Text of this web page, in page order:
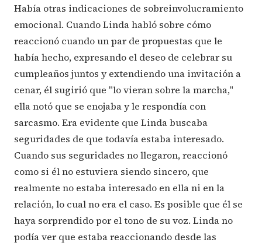
Había otras indicaciones de sobreinvolucramiento
emocional. Cuando Linda habló sobre cómo
reaccionó cuando un par de propuestas que le
había hecho, expresando el deseo de celebrar su
cumpleaños juntos y extendiendo una invitación a
cenar, él sugirió que "lo vieran sobre la marcha,"
ella notó que se enojaba y le respondía con
sarcasmo. Era evidente que Linda buscaba
seguridades de que todavía estaba interesado.
Cuando sus seguridades no llegaron, reaccionó
como si él no estuviera siendo sincero, que
realmente no estaba interesado en ella ni en la
relación, lo cual no era el caso. Es posible que él se
haya sorprendido por el tono de su voz. Linda no
podía ver que estaba reaccionando desde las